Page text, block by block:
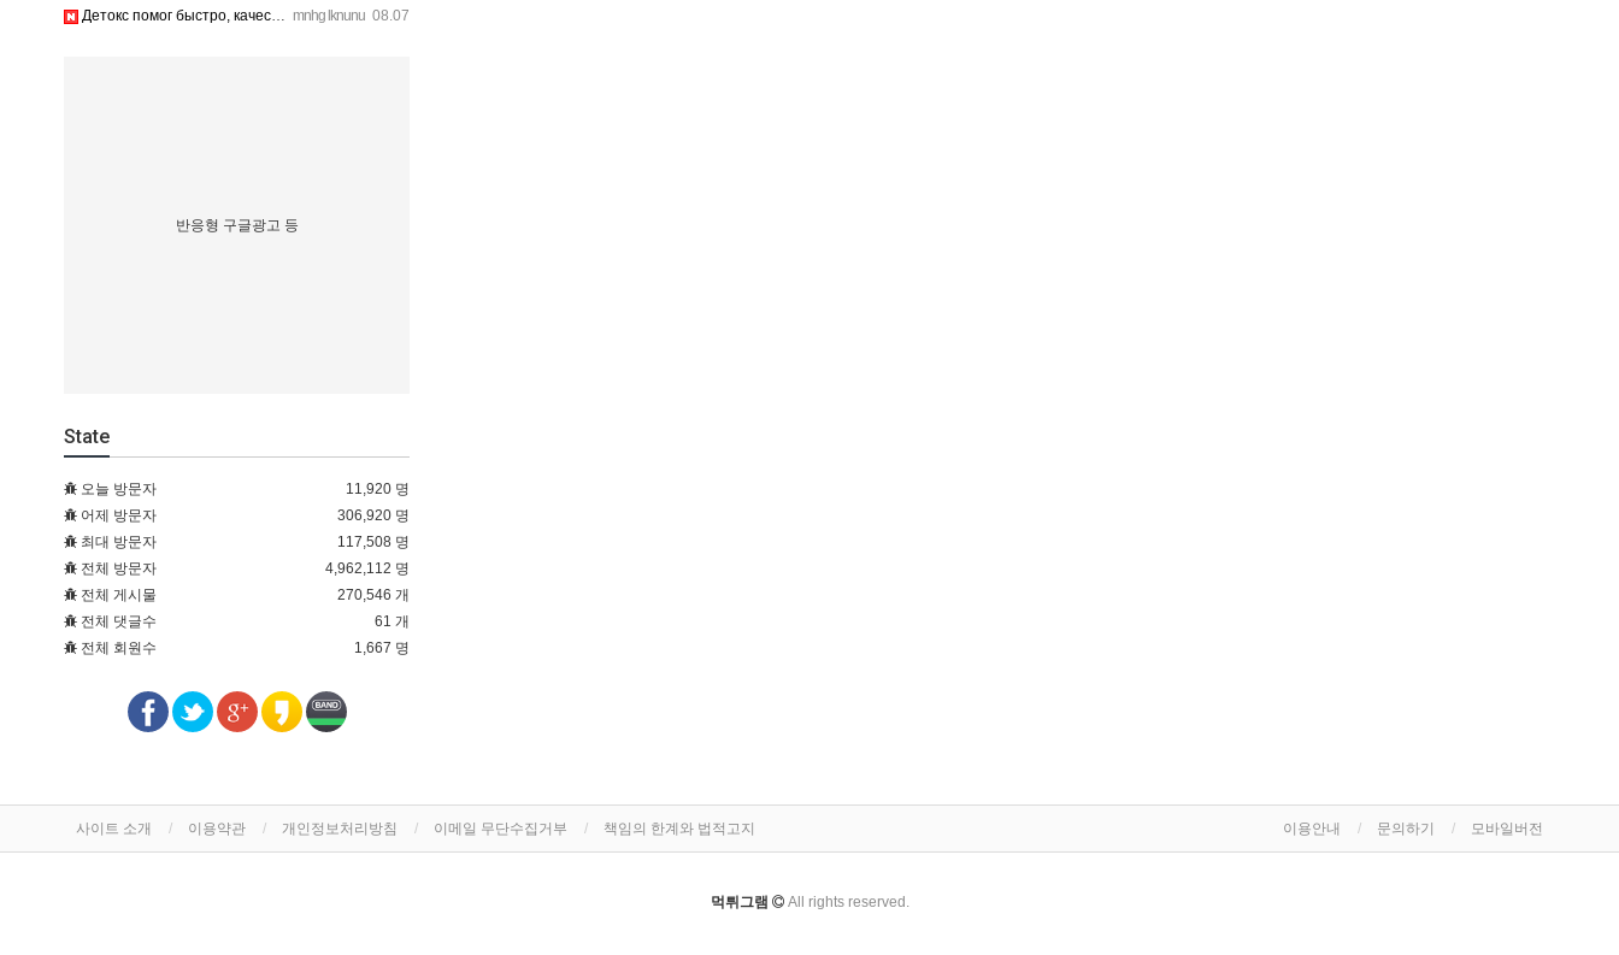
mnhg lknunu 08.07
Детокс помог быстро, качественное лечение алкоголизма Санкт-…
반응형 구글광고 등
State
오늘 방문자
11,920 명
어제 방문자
306,920 명
최대 방문자
117,508 명
전체 방문자
4,962,112 명
전체 게시물
270,546 개
전체 댓글수
61 개
전체 회원수
1,667 명
사이트 소개 이용약관 개인정보처리방침 이메일 무단수집거부 책임의 한계와 법적고지 이용안내 문의하기 모바일버전
먹튀그램 All rights reserved.